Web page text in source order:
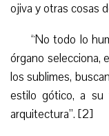
ojiva y otras cosas
“No todo lo
órgano selecciona,
los sublimes,
estilo gótico, a su
arquitectura”. [2]